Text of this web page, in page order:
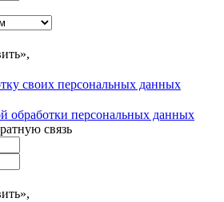
своих персональных данных
обработки персональных данных
связь